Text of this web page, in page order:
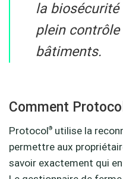
la biosécurité
plein contrôle
bâtiments.
Comment Protocol
Protocol® utilise la
permettre aux
savoir exactement qui